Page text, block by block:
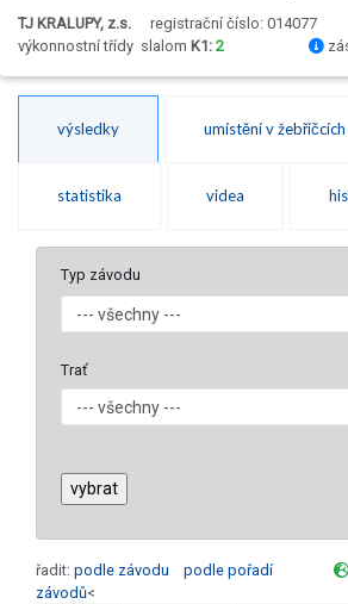
TJ KRALUPY, z.s.
registrační číslo: 014077
výkonnostní třídy slalom K1: 2
výsledky umístění v žebříčcích
statistika videa
Typ závodu
Trať
řadit: podle závodu podle pořadí
závodů<